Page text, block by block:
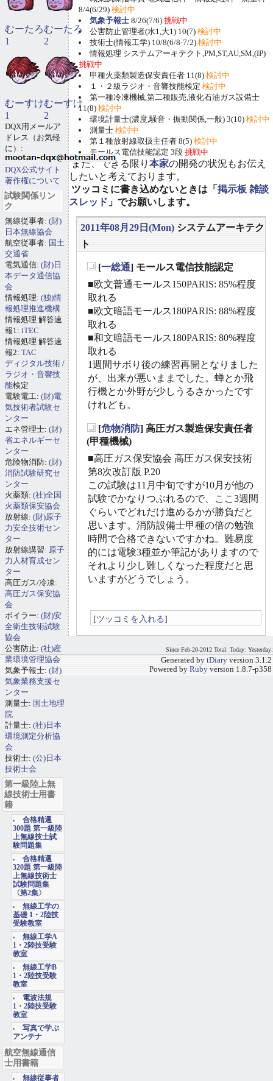
8/4(6/29) 検討中
気象予報士 8/26(7/6) 挑戦中
公害防止管理者(水1,大1) 10(7) 検討中
技術士(情報工学) 10/8(6/8-7/2) 検討中
情報処理 システムアーキテクト,PM,ST,AU,SM,(IP)
挑戦中
甲種火薬類製造保安責任者 11(8) 検討中
１・２級ラジオ・音響技能検定 検討中
第一種冷凍機械,第二種販売,液化石油ガス設備士
11(8) 検討中
環境計量士(濃度,騒音・振動関係,一般) 3(10) 検討中
測量士 検討中
第１種放射線取扱主任者 8(5) 検討中
モールス電信技能認定 3段 挑戦中
また、できる限り 本家の開発の状況もお伝え
したいと考えております。
ツッコミに書き込めないときは「 掲示板 雑談
スレッド 」でお願いします。
2011年08月29日(Mon) システムアーキテク
ト
[一総通] モールス電信技能認定
■欧文普通モールス150PARIS: 85%程度
取れる
■欧文暗語モールス180PARIS: 88%程度
取れる
■和文暗語モールス180PARIS: 80%程度
取れる
1週間サボり後の練習再開となりました
が、出来が悪いままでした。蝉とか飛
行機とか外野が少しうるさかったです
けれども。
[危物消防] 高圧ガス製造保安責任者
(甲種機械)
■高圧ガス保安協会 高圧ガス保安技術
第8次改訂版 P.20
この試験は11月中旬ですが10月が他の
試験でかなりつぶれるので、ここ3週間
ぐらいでどれだけ進めるかが勝負だと
思います。消防設備士甲種の倍の勉強
時間で合格できないですかね。難易度
的には電験3種並か筆記がありますので
それより少し難しくなった程度だと思
いますがどうでしょう。
[ツッコミを入れる]
むーたろ
1
むーたろ
2
むーすけ
1
むーすけ
2
DQX用メールア
ドレス（お気軽
に）:
DQX公式サイト
著作権について
試験関係リン
ク
無線従事者: (財)
日本無線協会
航空従事者: 国土
交通省
電気通信: (財)日
本データ通信協
会
情報処理: (独)情
報処理推進機構
情報処理 解答速
報1: iTEC
情報処理 解答速
報2: TAC
ディジタル技術 /
ラジオ・音響技
能検定
電験電工: (財)電
気技術者試験セ
ンター
エネ管理士: (財)
省エネルギーセ
ンター
危険物消防: (財)
消防試験研究セ
ンター
火薬類: (社)全国
火薬類保安協会
放射線: (財)原子
力安全技術セン
ター
放射線講習: 原子
力人材育成セン
ター
高圧ガス/冷凍:
高圧ガス保安協
会
ボイラー: (財)安
全衛生技術試験
協会
公害防止: (社)産
業環境管理協会
気象予報士: (財)
気象業務支援セ
ンター
測量士: 国土地理
院
計量士: (社)日本
環境測定分析協
会
技術士: (公)日本
技術士会
第一級陸上無
線技術士用書
籍
合格精選
300題 第一級陸
上無線技士試
験問題集
合格精選
320題 第一級陸
上無線技術士
試験問題集
〈第2集〉
無線工学の
基礎 1・2陸技
受験教室
無線工学A
1・2陸技受験
教室
無線工学B
1・2陸技受験
教室
電波法規
1・2陸技受験
教室
写真で学ぶ
アンテナ
航空無線通信
士用書籍
無線従事者
Since Feb-20-2012 Total: Today: Yesterday:
Generated by tDiary version 3.1.2
Powered by Ruby version 1.8.7-p358